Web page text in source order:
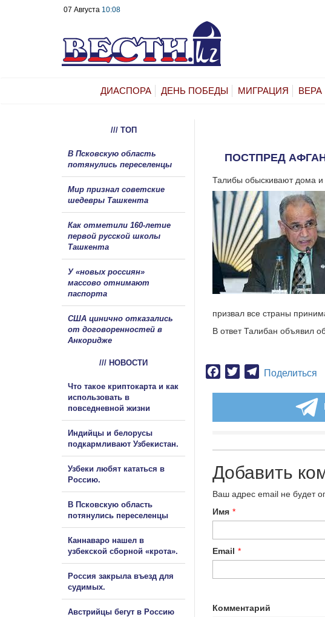
07 Августа 10:08
ДИАСПОРА ДЕНЬ ПОБЕДЫ МИГРАЦИЯ ВЕРА
ПОСТПРЕД
Талибы обыскивают дома и
призвал все страны
В ответ Талибан объявил
Facebook
TwitterTelegram
Поделиться
Добавить
Ваш адрес email не будет
Имя *
Email *
Комментарий
/// ТОП
В Псковскую область
потянулись переселенцы
Мир признал советские
шедевры Ташкента
Как отметили 160-летие
первой русской школы
Ташкента
У «новых россиян»
массово отнимают
паспорта
США цинично отказались
от договоренностей в
Анкоридже
/// НОВОСТИ
Что такое криптокарта и как
использовать в
повседневной жизни
Индийцы и белорусы
подкармливают Узбекистан.
Узбеки любят кататься в
Россию.
В Псковскую область
потянулись переселенцы
Каннаваро нашел в
узбекской сборной «крота».
Россия закрыла въезд для
судимых.
Австрийцы бегут в Россию